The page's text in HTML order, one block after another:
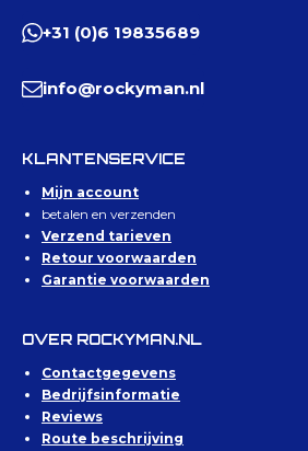
+31 (0)6 19835689
info@rockyman.nl
KLANTENSERVICE
Mijn account
betalen en verzenden
Verzend tarieven
Retour voorwaarden
Garantie voorwaarden
OVER ROCKYMAN.NL
Contactgegevens
Bedrijfsinformatie
Reviews
Route beschrijving